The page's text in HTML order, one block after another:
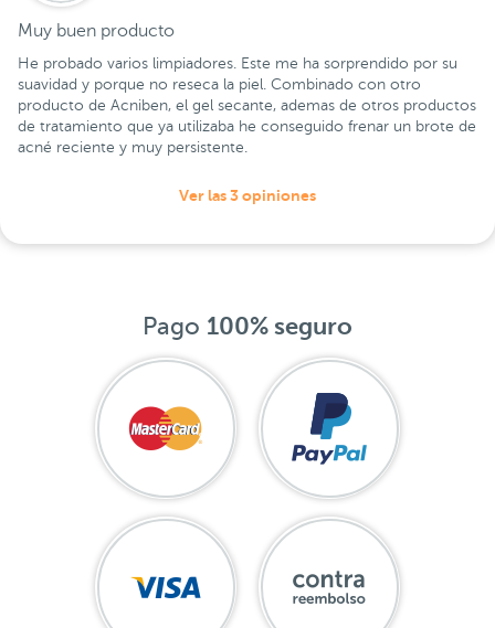
Muy buen producto
He probado varios limpiadores. Este me ha sorprendido por su
suavidad y porque no reseca la piel. Combinado con otro
producto de Acniben, el gel secante, ademas de otros productos
de tratamiento que ya utilizaba he conseguido frenar un brote de
acné reciente y muy persistente.
Ver las 3 opiniones
Pago 100% seguro